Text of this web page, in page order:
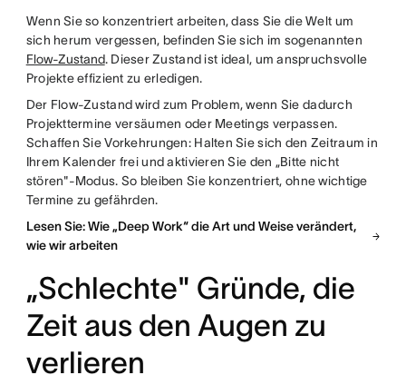
Wenn Sie so konzentriert arbeiten, dass Sie die Welt um
sich herum vergessen, befinden Sie sich im sogenannten
Flow-Zustand. Dieser Zustand ist ideal, um anspruchsvolle
Projekte effizient zu erledigen.
Der Flow-Zustand wird zum Problem, wenn Sie dadurch
Projekttermine versäumen oder Meetings verpassen.
Schaffen Sie Vorkehrungen: Halten Sie sich den Zeitraum in
Ihrem Kalender frei und aktivieren Sie den „Bitte nicht
stören"-Modus. So bleiben Sie konzentriert, ohne wichtige
Termine zu gefährden.
Lesen Sie: Wie „Deep Work“ die Art und Weise verändert,
wie wir arbeiten
„Schlechte" Gründe, die
Zeit aus den Augen zu
verlieren